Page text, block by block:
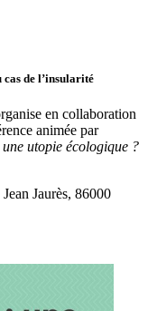
cas de l’insularité
en collaboration
animée par
utopie écologique ?
Jaurès, 86000